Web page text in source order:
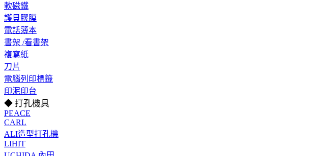
軟磁鐵
護貝膠膜
電話簿本
書架 /看書架
複寫紙
刀片
電腦列印標籤
印泥印台
◆ 打孔機具
PEACE
CARL
ALI造型打孔機
LIHIT